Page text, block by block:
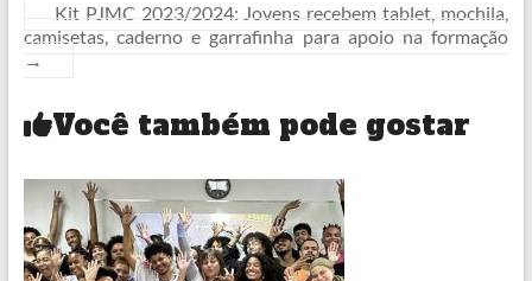
Kit PJMC 2023/2024: Jovens recebem tablet, mochila,
camisetas, caderno e garrafinha para apoio na formação
→
Você também pode gostar